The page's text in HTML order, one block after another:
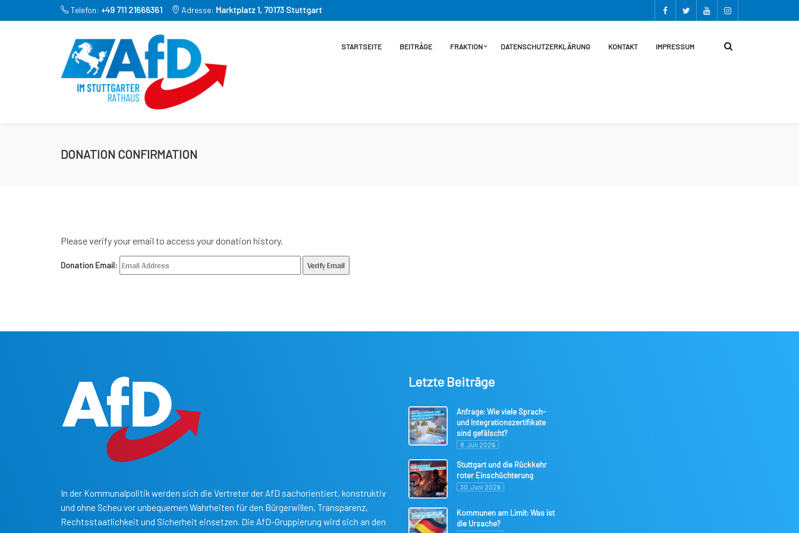
Telefon: +49 711 21666361 Adresse: Marktplatz 1, 70173 Stuttgart
STARTSEITE BEITRÄGE FRAKTION DATENSCHUTZERKLÄRUNG KONTAKT IMPRESSUM
DONATION CONFIRMATION
Please verify your email to access your donation history.
Donation Email:
In der Kommunalpolitik werden sich die Vertreter der AfD sachorientiert, konstruktiv
und ohne Scheu vor unbequemen Wahrheiten für den Bürgerwillen, Transparenz,
Rechtsstaatlichkeit und Sicherheit einsetzen. Die AfD-Gruppierung wird sich an den
Letzte Beiträge
Anfrage: Wie viele Sprach-
und Integrationszertifikate
sind gefälscht?
8. Juli 2026
Stuttgart und die Rückkehr
roter Einschüchterung
30. Juni 2026
Kommunen am Limit: Was ist
die Ursache?